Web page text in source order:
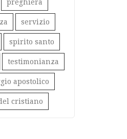
preghiera
servizio
spirito santo
testimonianza
apostolico
cristiano